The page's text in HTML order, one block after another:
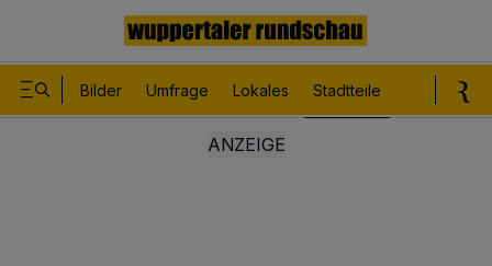
Bilder Umfrage Lokales Stadtteile